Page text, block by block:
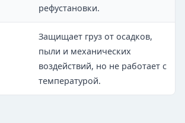
рефустановки.
Защищает груз от осадков,
пыли и механических
воздействий, но не работает с
температурой.